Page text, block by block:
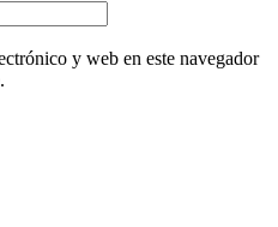
y web en este navegador